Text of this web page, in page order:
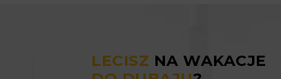
LECISZ NA WAKACJE